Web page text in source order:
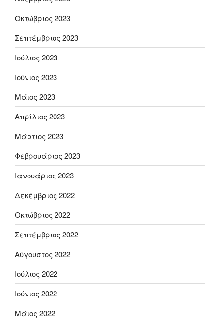
Οκτώβριος 2023
Σεπτέμβριος 2023
Ιούλιος 2023
Ιούνιος 2023
Μάιος 2023
Απρίλιος 2023
Μάρτιος 2023
Φεβρουάριος 2023
Ιανουάριος 2023
Δεκέμβριος 2022
Οκτώβριος 2022
Σεπτέμβριος 2022
Αύγουστος 2022
Ιούλιος 2022
Ιούνιος 2022
Μάιος 2022